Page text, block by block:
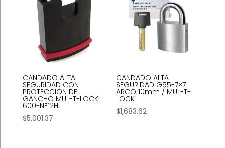
CANDADO ALTA
SEGURIDAD CON
PROTECCION DE
GANCHO MUL-T-LOCK
600-NE12H
$5,001.37
CANDADO ALTA
SEGURIDAD G55-7×7
ARCO 10mm / MUL-T-
LOCK
$1,683.62